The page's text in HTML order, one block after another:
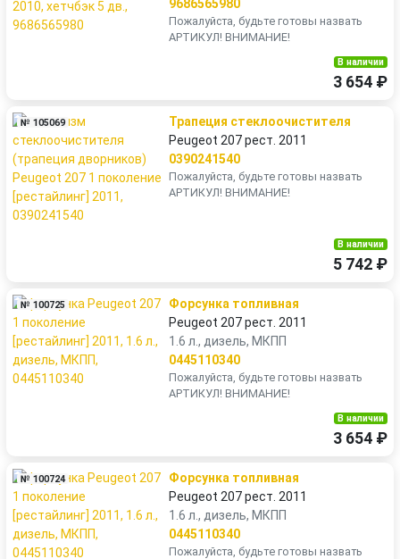
9686565980
Пожалуйста, будьте готовы назвать
АРТИКУЛ! ВНИМАНИЕ!
В наличии
3 654 ₽
№ 105069
Трапеция стеклоочистителя
Peugeot 207 рест. 2011
0390241540
Пожалуйста, будьте готовы назвать
АРТИКУЛ! ВНИМАНИЕ!
В наличии
5 742 ₽
№ 100725
Форсунка топливная
Peugeot 207 рест. 2011
1.6 л., дизель, МКПП
0445110340
Пожалуйста, будьте готовы назвать
АРТИКУЛ! ВНИМАНИЕ!
В наличии
3 654 ₽
№ 100724
Форсунка топливная
Peugeot 207 рест. 2011
1.6 л., дизель, МКПП
0445110340
Пожалуйста, будьте готовы назвать